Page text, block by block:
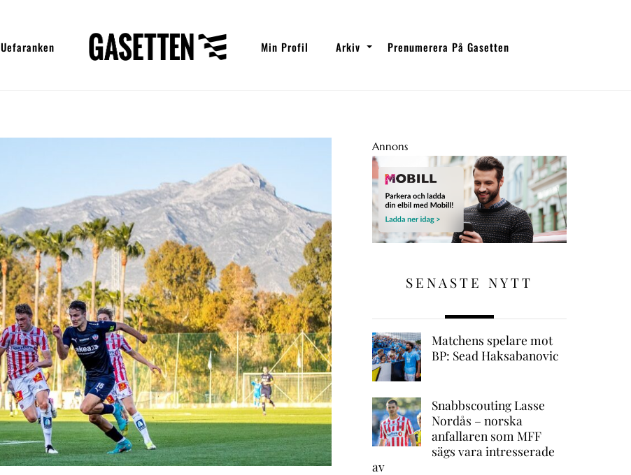
Uefaranken Min Profil Arkiv Prenumerera På Gasetten
Annons
SENASTE NYTT
Matchens spelare mot
BP: Sead Haksabanovic
Snabbscouting Lasse
Nordås – norska
anfallaren som MFF
sägs vara intresserade
av